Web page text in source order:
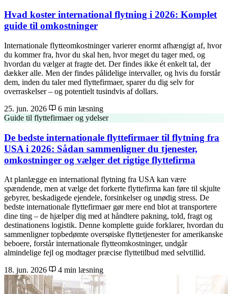
Hvad koster international flytning i 2026: Komplet
guide til omkostninger
Internationale flytteomkostninger varierer enormt afhængigt af, hvor
du kommer fra, hvor du skal hen, hvor meget du tager med, og
hvordan du vælger at fragte det. Der findes ikke ét enkelt tal, der
dækker alle. Men der findes pålidelige intervaller, og hvis du forstår
dem, inden du taler med flyttefirmaer, sparer du dig selv for
overraskelser – og potentielt tusindvis af dollars.
25. jun. 2026
6 min læsning
Guide til flyttefirmaer og ydelser
De bedste internationale flyttefirmaer til flytning fra
USA i 2026: Sådan sammenligner du tjenester,
omkostninger og vælger det rigtige flyttefirma
At planlægge en international flytning fra USA kan være
spændende, men at vælge det forkerte flyttefirma kan føre til skjulte
gebyrer, beskadigede ejendele, forsinkelser og unødig stress. De
bedste internationale flyttefirmaer gør mere end blot at transportere
dine ting – de hjælper dig med at håndtere pakning, told, fragt og
destinationens logistik. Denne komplette guide forklarer, hvordan du
sammenligner topbedømte oversøiske flyttetjenester for amerikanske
beboere, forstår internationale flytteomkostninger, undgår
almindelige fejl og modtager præcise flyttetilbud med selvtillid.
18. jun. 2026
4 min læsning